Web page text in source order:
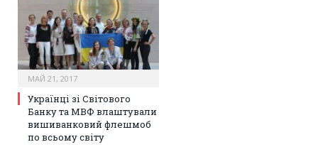
МАЙ 21, 2017
Українці зі Світового
Банку та МВФ влаштували
вишиванковий флешмоб
по всьому світу